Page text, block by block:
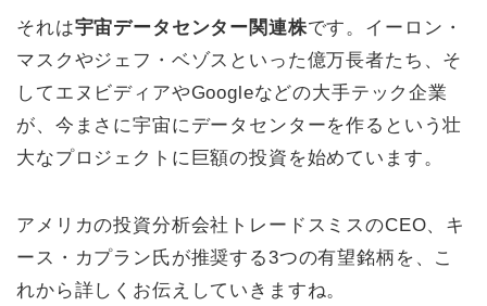
それは宇宙データセンター関連株です。イーロン・
マスクやジェフ・ベゾスといった億万長者たち、そ
してエヌビディアやGoogleなどの大手テック企業
が、今まさに宇宙にデータセンターを作るという壮
大なプロジェクトに巨額の投資を始めています。
アメリカの投資分析会社トレードスミスのCEO、キ
ース・カプラン氏が推奨する3つの有望銘柄を、こ
れから詳しくお伝えしていきますね。